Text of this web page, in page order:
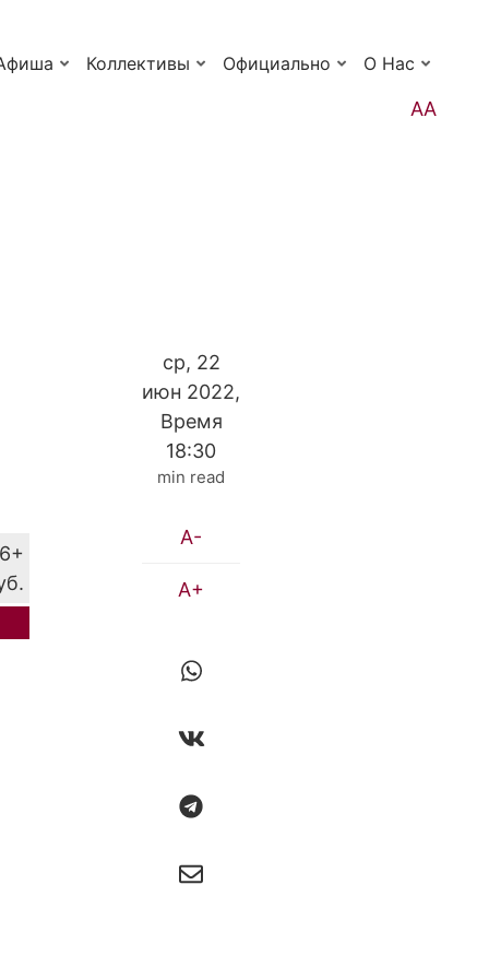
Коллективы Официально О Нас
АА
6+
ср, 22
июн 2022,
Время
18:30
min read
A-
A+